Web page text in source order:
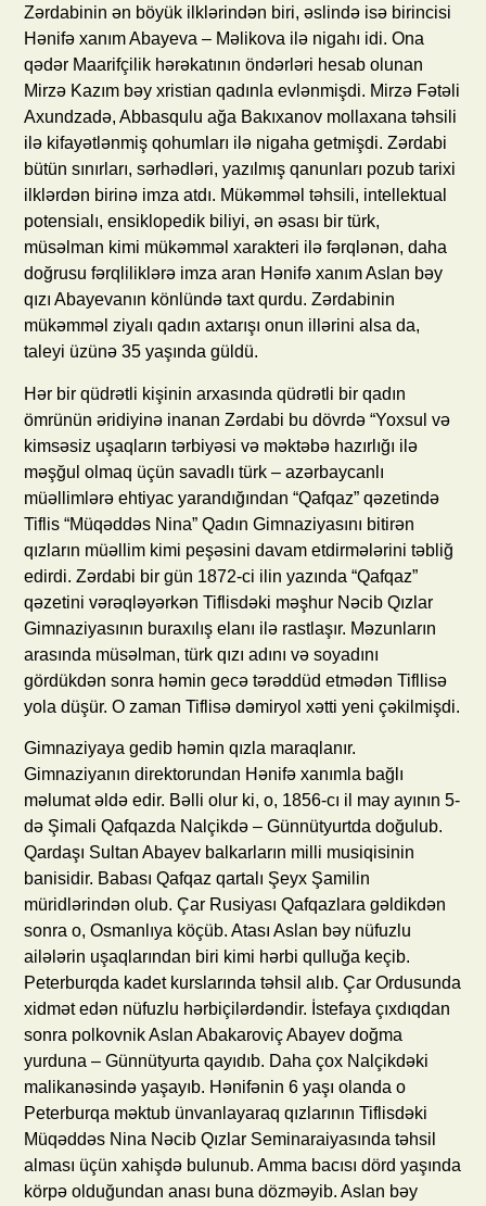
Zərdabinin ən böyük ilklərindən biri, əslində isə birincisi
Hənifə xanım Abayeva – Məlikova ilə nigahı idi. Ona
qədər Maarifçilik hərəkatının öndərləri hesab olunan
Mirzə Kazım bəy xristian qadınla evlənmişdi. Mirzə Fətəli
Axundzadə, Abbasqulu ağa Bakıxanov mollaxana təhsili
ilə kifayətlənmiş qohumları ilə nigaha getmişdi. Zərdabi
bütün sınırları, sərhədləri, yazılmış qanunları pozub tarixi
ilklərdən birinə imza atdı. Mükəmməl təhsili, intellektual
potensialı, ensiklopedik biliyi, ən əsası bir türk,
müsəlman kimi mükəmməl xarakteri ilə fərqlənən, daha
doğrusu fərqliliklərə imza aran Hənifə xanım Aslan bəy
qızı Abayevanın könlündə taxt qurdu. Zərdabinin
mükəmməl ziyalı qadın axtarışı onun illərini alsa da,
taleyi üzünə 35 yaşında güldü.
Hər bir qüdrətli kişinin arxasında qüdrətli bir qadın
ömrünün əridiyinə inanan Zərdabi bu dövrdə “Yoxsul və
kimsəsiz uşaqların tərbiyəsi və məktəbə hazırlığı ilə
məşğul olmaq üçün savadlı türk – azərbaycanlı
müəllimlərə ehtiyac yarandığından “Qafqaz” qəzetində
Tiflis “Müqəddəs Nina” Qadın Gimnaziyasını bitirən
qızların müəllim kimi peşəsini davam etdirmələrini təbliğ
edirdi. Zərdabi bir gün 1872-ci ilin yazında “Qafqaz”
qəzetini vərəqləyərkən Tiflisdəki məşhur Nəcib Qızlar
Gimnaziyasının buraxılış elanı ilə rastlaşır. Məzunların
arasında müsəlman, türk qızı adını və soyadını
gördükdən sonra həmin gecə tərəddüd etmədən Tifllisə
yola düşür. O zaman Tiflisə dəmiryol xətti yeni çəkilmişdi.
Gimnaziyaya gedib həmin qızla maraqlanır.
Gimnaziyanın direktorundan Hənifə xanımla bağlı
məlumat əldə edir. Bəlli olur ki, o, 1856-cı il may ayının 5-
də Şimali Qafqazda Nalçikdə – Günnütyurtda doğulub.
Qardaşı Sultan Abayev balkarların milli musiqisinin
banisidir. Babası Qafqaz qartalı Şeyx Şamilin
müridlərindən olub. Çar Rusiyası Qafqazlara gəldikdən
sonra o, Osmanlıya köçüb. Atası Aslan bəy nüfuzlu
ailələrin uşaqlarından biri kimi hərbi qulluğa keçib.
Peterburqda kadet kurslarında təhsil alıb. Çar Ordusunda
xidmət edən nüfuzlu hərbiçilərdəndir. İstefaya çıxdıqdan
sonra polkovnik Aslan Abakaroviç Abayev doğma
yurduna – Günnütyurta qayıdıb. Daha çox Nalçikdəki
malikanəsində yaşayıb. Hənifənin 6 yaşı olanda o
Peterburqa məktub ünvanlayaraq qızlarının Tiflisdəki
Müqəddəs Nina Nəcib Qızlar Seminaraiyasında təhsil
alması üçün xahişdə bulunub. Amma bacısı dörd yaşında
körpə olduğundan anası buna dözməyib. Aslan bəy